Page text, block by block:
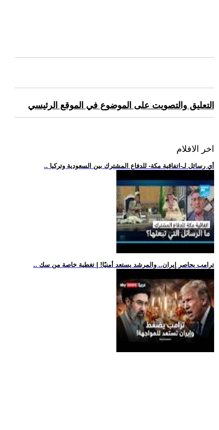
التعليق والتصويت على الموضوع في الموقع الرئيسي
اخر الافلام
.. أي رسائل لـ-اتفاقية مكة- للدفاع المشترك بين السعودية وتركيا
.. ترامب يحاصر إيران.. والمرشد يستعد أمنيًا! | تغطية خاصة من سك